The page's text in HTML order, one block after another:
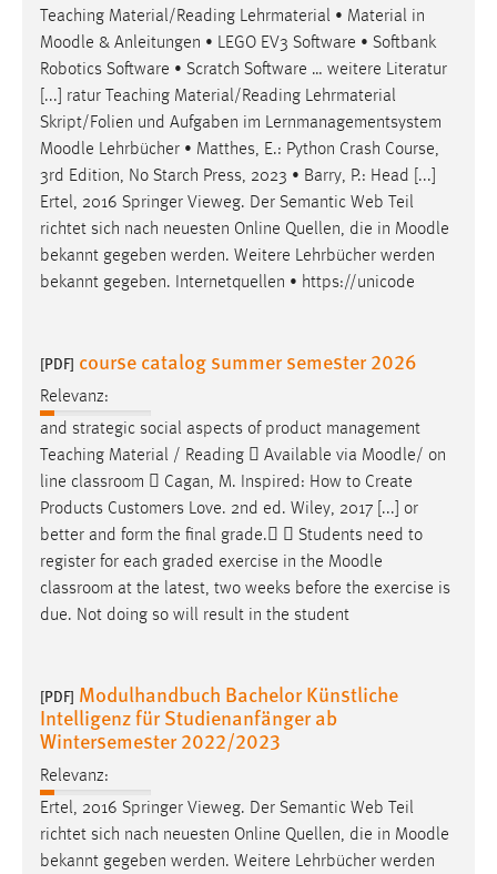
Teaching Material/Reading Lehrmaterial • Material in
Moodle & Anleitungen • LEGO EV3 Software • Softbank
Robotics Software • Scratch Software … weitere Literatur
[...] ratur Teaching Material/Reading Lehrmaterial
Skript/Folien und Aufgaben im Lernmanagementsystem
Moodle Lehrbücher • Matthes, E.: Python Crash Course,
3rd Edition, No Starch Press, 2023 • Barry, P.: Head [...]
Ertel, 2016 Springer Vieweg. Der Semantic Web Teil
richtet sich nach neuesten Online Quellen, die in Moodle
bekannt gegeben werden. Weitere Lehrbücher werden
bekannt gegeben. Internetquellen • https://unicode
[PDF] course catalog summer semester 2026
Relevanz:
and strategic social aspects of product management
Teaching Material / Reading  Available via Moodle/ on
line classroom  Cagan, M. Inspired: How to Create
Products Customers Love. 2nd ed. Wiley, 2017 [...] or
better and form the final grade.  Students need to
register for each graded exercise in the Moodle
classroom at the latest, two weeks before the exercise is
due. Not doing so will result in the student
[PDF] Modulhandbuch Bachelor Künstliche
Intelligenz für Studienanfänger ab
Wintersemester 2022/2023
Relevanz:
Ertel, 2016 Springer Vieweg. Der Semantic Web Teil
richtet sich nach neuesten Online Quellen, die in Moodle
bekannt gegeben werden. Weitere Lehrbücher werden